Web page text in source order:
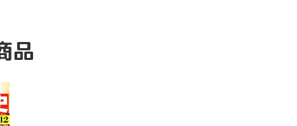
品